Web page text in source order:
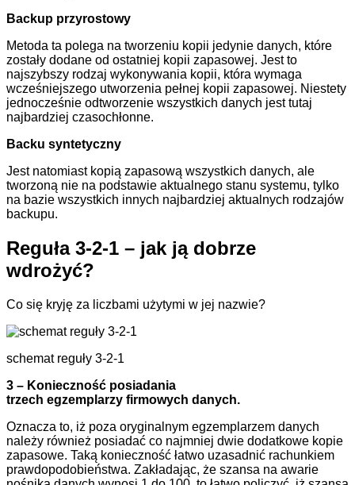
Backup przyrostowy
Metoda ta polega na tworzeniu kopii jedynie danych, które
zostały dodane od ostatniej kopii zapasowej. Jest to
najszybszy rodzaj wykonywania kopii, która wymaga
wcześniejszego utworzenia pełnej kopii zapasowej. Niestety
jednocześnie odtworzenie wszystkich danych jest tutaj
najbardziej czasochłonne.
Backu syntetyczny
Jest natomiast kopią zapasową wszystkich danych, ale
tworzoną nie na podstawie aktualnego stanu systemu, tylko
na bazie wszystkich innych najbardziej aktualnych rodzajów
backupu.
Reguła 3-2-1 – jak ją dobrze
wdrożyć?
Co się kryję za liczbami użytymi w jej nazwie?
schemat reguły 3-2-1
3 – Konieczność posiadania
trzech egzemplarzy firmowych danych.
Oznacza to, iż poza oryginalnym egzemplarzem danych
należy również posiadać co najmniej dwie dodatkowe kopie
zapasowe. Taką konieczność łatwo uzasadnić rachunkiem
prawdopodobieństwa. Zakładając, że szansa na awarie